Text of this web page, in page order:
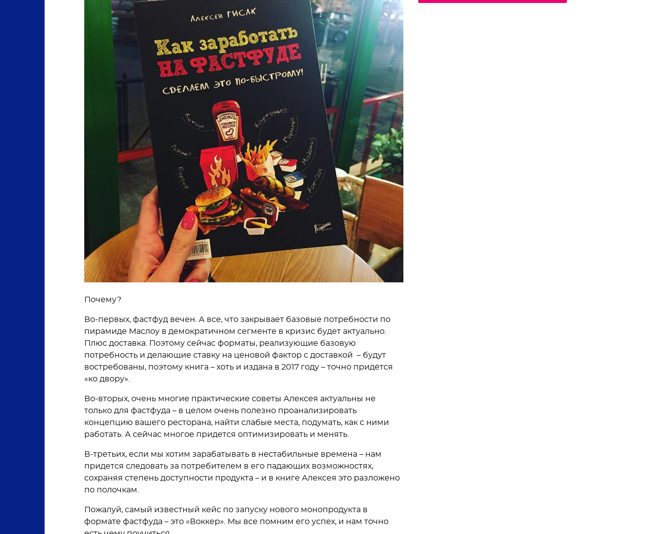
Почему?
Во-первых, фастфуд вечен. А все, что закрывает базовые потребности по
пирамиде Маслоу в демократичном сегменте в кризис будет актуально.
Плюс доставка. Поэтому сейчас форматы, реализующие базовую
потребность и делающие ставку на ценовой фактор с доставкой – будут
востребованы, поэтому книга – хоть и издана в 2017 году – точно придётся
«ко двору».
Во-вторых, очень многие практические советы Алексея актуальны не
только для фастфуда – в целом очень полезно проанализировать
концепцию вашего ресторана, найти слабые места, подумать, как с ними
работать. А сейчас многое придется оптимизировать и менять.
В-третьих, если мы хотим зарабатывать в нестабильные времена – нам
придется следовать за потребителем в его падающих возможностях,
сохраняя степень доступности продукта – и в книге Алексея это разложено
по полочкам.
Пожалуй, самый известный кейс по запуску нового монопродукта в
формате фастфуда – это «Воккер». Мы все помним его успех, и нам точно